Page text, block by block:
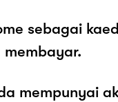
sebagai
membayar.
mempunyai